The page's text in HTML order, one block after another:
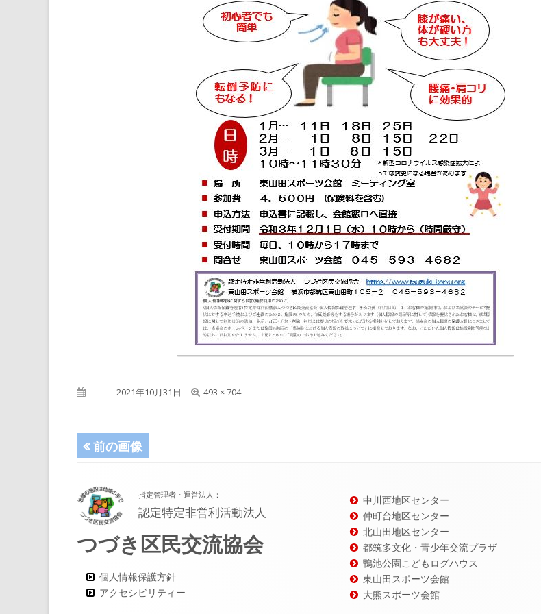
公開日2021年10月31日
フ
493 × 704
前の画像
ッ
タ
ー・
コ
ン
指定管理者・運営法人：
認定特定非営利活動法人
つづき区民交流協会
個人情報保護方針
アクセシビリティー
中川西地区センター
仲町台地区センター
北山田地区センター
都筑多文化・青少年交流プラザ
鴨池公園こどもログハウス
東山田スポーツ会館
大熊スポーツ会館